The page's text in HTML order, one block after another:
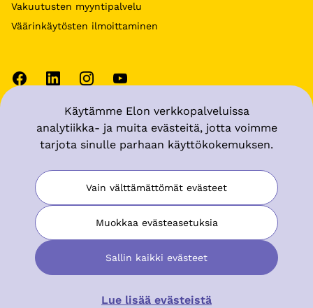
Käytämme Elon verkkopalveluissa
analytiikka- ja muita evästeitä, jotta voimme
tarjota sinulle parhaan käyttökokemuksen.
Vain välttämättömät evästeet
Muokkaa evästeasetuksia
Sallin kaikki evästeet
Lue lisää evästeistä
Vakuutusten myyntipalvelu
Väärinkäytösten ilmoittaminen
Käyttöehdot
Tietosuoja
Muuta evästeasetuksia
Saavutettavuusseloste
© Keskinäinen Työeläkevakuutusyhtiö Elo